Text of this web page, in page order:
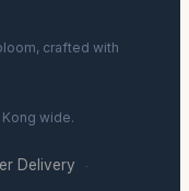
crafted with
wide.
Delivery ·